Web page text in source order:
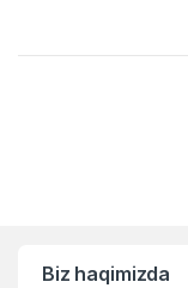
Biz haqimizda